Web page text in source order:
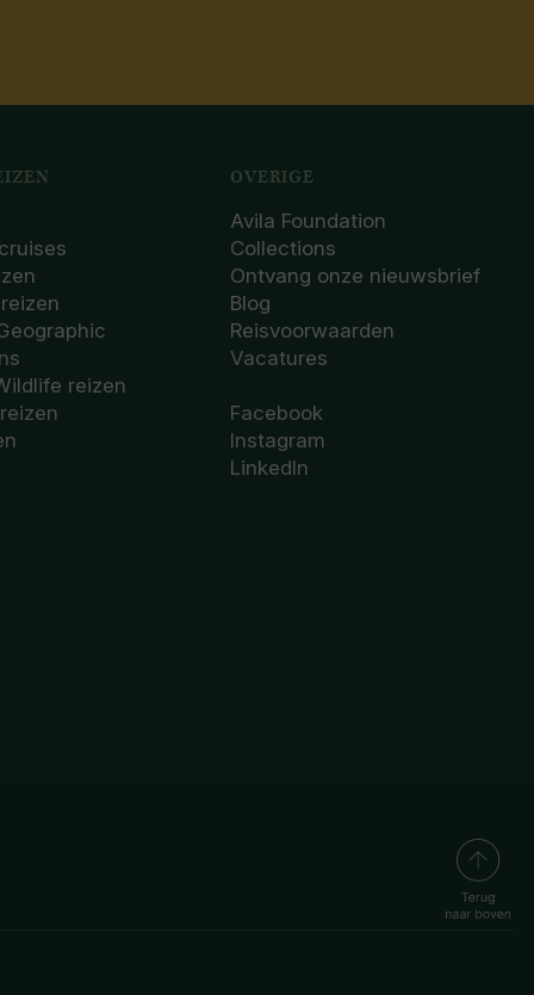
reizen
OVERIGE
Avila Foundation
Collections
Ontvang onze nieuwsbrief
Blog
Reisvoorwaarden
Vacatures
Facebook
Instagram
LinkedIn